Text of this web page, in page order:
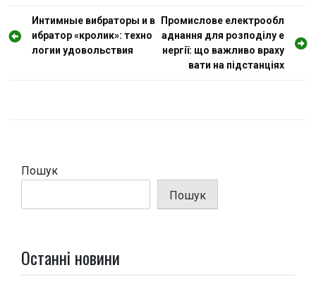
Н
а
Интимные вибраторы и в
ибратор «кролик»: техно
логии удовольствия
Промислове електрообл
аднання для розподілу е
нергії: що важливо враху
вати на підстанціях
Пошук
Пошук
Останні новини